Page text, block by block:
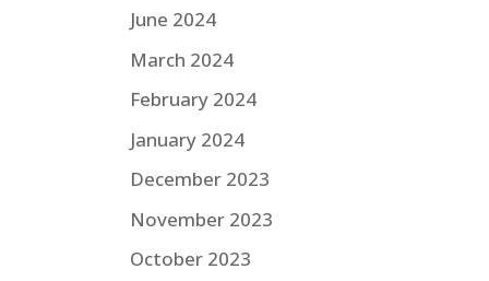
June 2024
March 2024
February 2024
January 2024
December 2023
November 2023
October 2023